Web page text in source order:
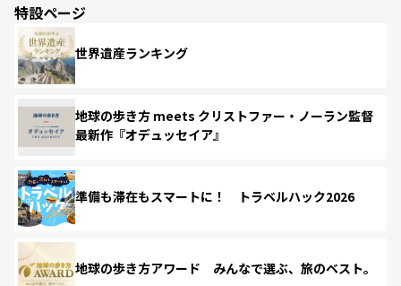
特設ページ
世界遺産ランキング
地球の歩き方 meets クリストファー・ノーラン監督
最新作『オデュッセイア』
準備も滞在もスマートに！ トラベルハック2026
地球の歩き方アワード みんなで選ぶ、旅のベスト。